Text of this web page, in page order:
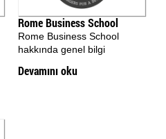
Rome Business School
Rome Business School
hakkında genel bilgi
Devamını oku